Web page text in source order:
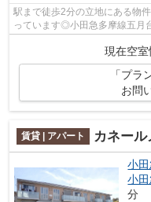
駅まで徒歩2分の立地にある物
っています◎小田急多摩線五月
現在空室
「プラ
お問
賃貸 | アパート カネール
小
小
分